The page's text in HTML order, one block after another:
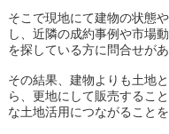
そこで現地にて建物の状態
し、近隣の成約事例や市場
を探している方に問合せが
その結果、建物よりも土地
ら、更地にして販売するこ
な土地活用につながること